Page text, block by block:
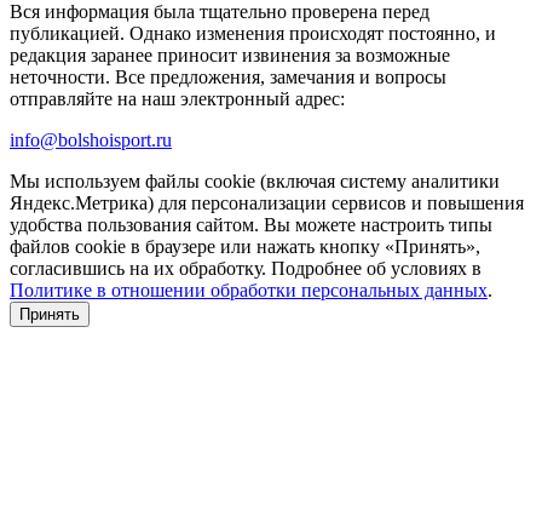
Вся информация была тщательно проверена перед
публикацией. Однако изменения происходят постоянно, и
редакция заранее приносит извинения за возможные
неточности. Все предложения, замечания и вопросы
отправляйте на наш электронный адрес:
info@bolshoisport.ru
Мы используем файлы cookie (включая систему аналитики
Яндекс.Метрика) для персонализации сервисов и повышения
удобства пользования сайтом. Вы можете настроить типы
файлов cookie в браузере или нажать кнопку «Принять»,
согласившись на их обработку. Подробнее об условиях в
Политике в отношении обработки персональных данных.
Принять